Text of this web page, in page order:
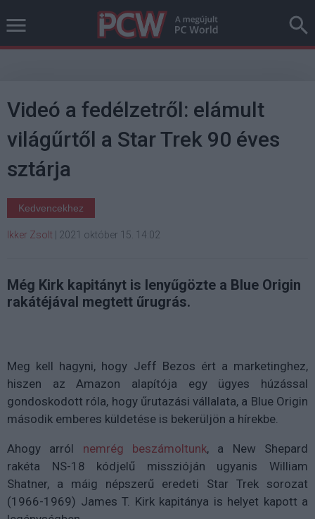
Videó a fedélzetről: elámult
világűrtől a Star Trek 90 éves
sztárja
Kedvencekhez
Ikker Zsolt 2021 október 15. 14:02
Még Kirk kapitányt is lenyűgözte a Blue Origin
rakátéjával megtett űrugrás.
Meg kell hagyni, hogy Jeff Bezos ért a marketinghez,
hiszen az Amazon alapítója egy ügyes húzással
gondoskodott róla, hogy űrutazási vállalata, a Blue Origin
második emberes küldetése is bekerüljön a hírekbe.
Ahogy arról nemrég beszámoltunk, a New Shepard
rakéta NS-18 kódjelű misszióján ugyanis William
Shatner, a máig népszerű eredeti Star Trek sorozat
(1966-1969) James T. Kirk kapitánya is helyet kapott a